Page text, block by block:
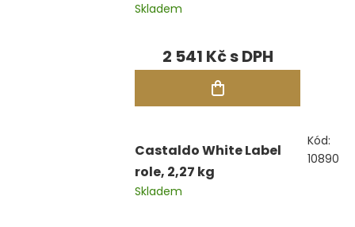
pásky 2,27 kg
Skladem
2 541 Kč
Castaldo White Label
role, 2,27 kg
Skladem
Kód:
10890